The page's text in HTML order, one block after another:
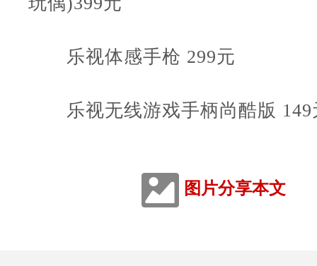
乐视体感手枪 299元
乐视无线游戏手柄尚酷版 149
图片分享本文